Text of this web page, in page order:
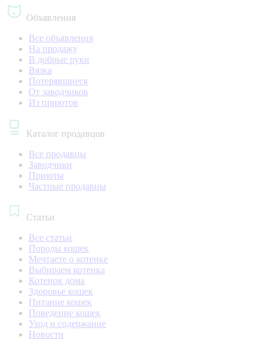
Объявления
Все объявления
На продажу
В добрые руки
Вязка
Потерявшиеся
От заводчиков
Из приютов
Каталог продавцов
Все продавцы
Заводчики
Приюты
Частные продавцы
Статьи
Все статьи
Породы кошек
Мечтаете о котенке
Выбираем котенка
Котенок дома
Здоровье кошек
Питание кошек
Поведение кошек
Уход и содержание
Новости